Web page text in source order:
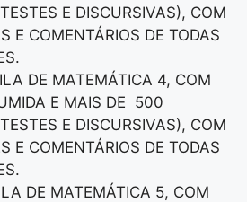
E DISCURSIVAS), COM
E COMENTÁRIOS DE TODAS
DE MATEMÁTICA 4, COM
E MAIS DE 500
E DISCURSIVAS), COM
E COMENTÁRIOS DE TODAS
DE MATEMÁTICA 5, COM